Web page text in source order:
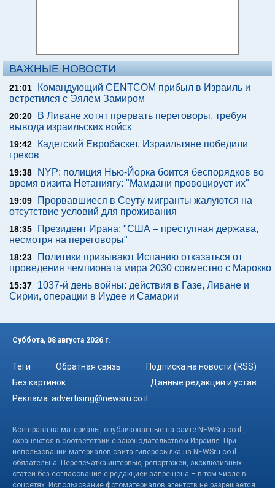
ВАЖНЫЕ НОВОСТИ
21:01
Командующий CENTCOM прибыл в Израиль и
встретился с Эялем Замиром
20:20
В Ливане хотят прервать переговоры, требуя
вывода израильских войск
19:42
Кадетский Евробаскет. Израильтяне победили
греков
19:38
NYP: полиция Нью-Йорка боится беспорядков во
время визита Нетаниягу: "Мамдани провоцирует их"
19:09
Прорвавшиеся в Сеуту мигранты жалуются на
отсутствие условий для проживания
18:35
Президент Ирана: "США – преступная держава,
несмотря на переговоры"
18:23
Политики призывают Испанию отказаться от
проведения чемпионата мира 2030 совместно с Марокко
15:37
1037-й день войны: действия в Газе, Ливане и
Сирии, операции в Иудее и Самарии
Суббота, 08 августа 2026 г.
Теги Обратная связь
Подписка на новости (RSS)
Без картинок
Данные редакции и устав
Реклама: advertising@newsru.co.il
Все права на материалы, опубликованные на сайте NEWSru.co.il ,
охраняются в соответствии с законодательством Израиля. При
использовании материалов сайта гиперссылка на NEWSru.co.il
обязательна. Перепечатка интервью, репортажей, эксклюзивных
статей без согласования с редакцией запрещена – в том числе в
соцсетях. Использование фотоматериалов агентств не разрешается.